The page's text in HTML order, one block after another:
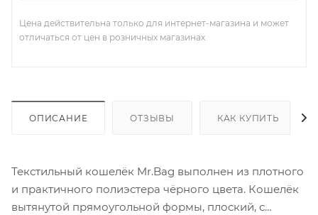
Цена действительна только для интернет-магазина и может
отличаться от цен в розничных магазинах
ОПИСАНИЕ ОТЗЫВЫ КАК КУПИТЬ
Текстильный кошелёк Mr.Bag выполнен из плотного
и практичного полиэстера чёрного цвета. Кошелёк
вытянутой прямоугольной формы, плоский, с